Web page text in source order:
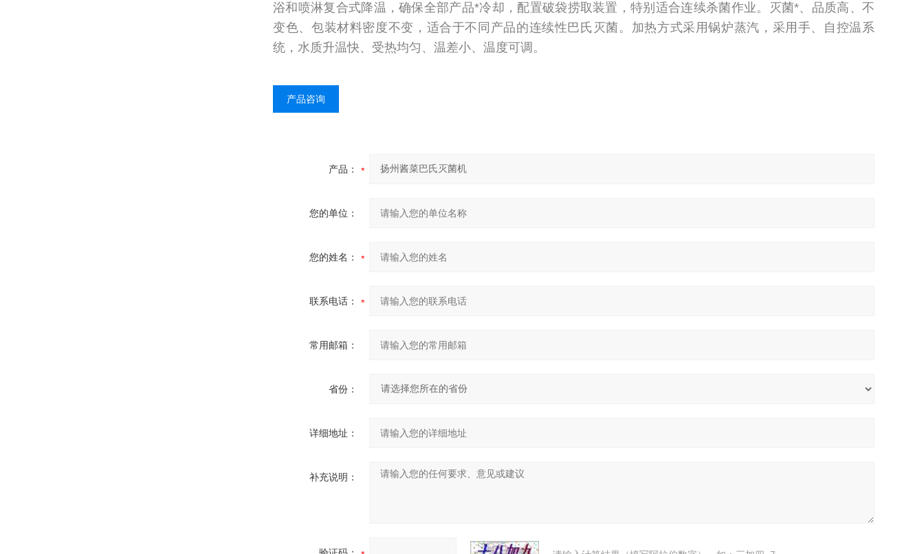
浴和喷淋复合式降温，确保全部产品*冷却，配置破袋捞取装置，特别适合连续杀菌作业。灭菌*、品质高、不
变色、包装材料密度不变，适合于不同产品的连续性巴氏灭菌。加热方式采用锅炉蒸汽，采用手、自控温系
统，水质升温快、受热均匀、温差小、温度可调。
产品咨询
产品：
您的单位：
您的姓名：
联系电话：
常用邮箱：
省份：
详细地址：
补充说明：